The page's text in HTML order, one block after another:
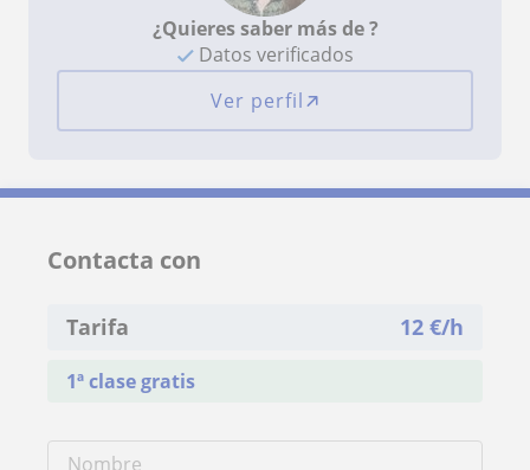
¿Quieres saber más de ?
Datos verificados
Ver perfil
Contacta con
Tarifa 12 €/h
1ª clase gratis